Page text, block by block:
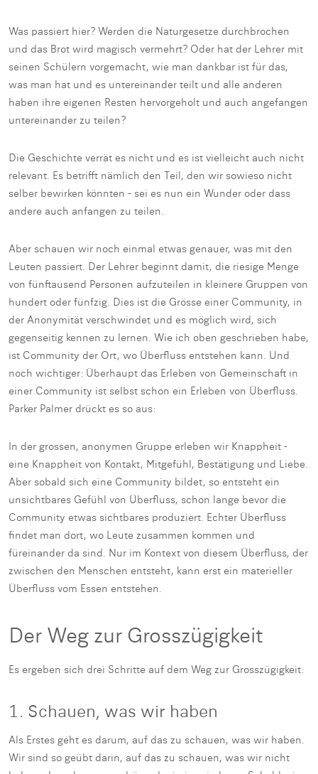
Was passiert hier? Werden die Naturgesetze durchbrochen
und das Brot wird magisch vermehrt? Oder hat der Lehrer mit
seinen Schülern vorgemacht, wie man dankbar ist für das,
was man hat und es untereinander teilt und alle anderen
haben ihre eigenen Resten hervorgeholt und auch angefangen
untereinander zu teilen?
Die Geschichte verrät es nicht und es ist vielleicht auch nicht
relevant. Es betrifft nämlich den Teil, den wir sowieso nicht
selber bewirken könnten - sei es nun ein Wunder oder dass
andere auch anfangen zu teilen.
Aber schauen wir noch einmal etwas genauer, was mit den
Leuten passiert. Der Lehrer beginnt damit, die riesige Menge
von fünftausend Personen aufzuteilen in kleinere Gruppen von
hundert oder fünfzig. Dies ist die Grösse einer Community, in
der Anonymität verschwindet und es möglich wird, sich
gegenseitig kennen zu lernen. Wie ich oben geschrieben habe,
ist Community der Ort, wo Überfluss entstehen kann. Und
noch wichtiger: Überhaupt das Erleben von Gemeinschaft in
einer Community ist selbst schon ein Erleben von Überfluss.
Parker Palmer drückt es so aus:
In der grossen, anonymen Gruppe erleben wir Knappheit -
eine Knappheit von Kontakt, Mitgefühl, Bestätigung und Liebe.
Aber sobald sich eine Community bildet, so entsteht ein
unsichtbares Gefühl von Überfluss, schon lange bevor die
Community etwas sichtbares produziert. Echter Überfluss
findet man dort, wo Leute zusammen kommen und
füreinander da sind. Nur im Kontext von diesem Überfluss, der
zwischen den Menschen entsteht, kann erst ein materieller
Überfluss vom Essen entstehen.
Der Weg zur Grosszügigkeit
Es ergeben sich drei Schritte auf dem Weg zur Grosszügigkeit:
1. Schauen, was wir haben
Als Erstes geht es darum, auf das zu schauen, was wir haben.
Wir sind so geübt darin, auf das zu schauen, was wir nicht